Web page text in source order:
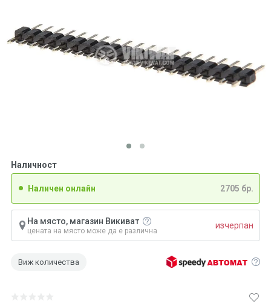
Наличност
Наличен онлайн 2705 бр.
На място, магазин Викиват
цената на място може да е различна
изчерпан
Виж количества